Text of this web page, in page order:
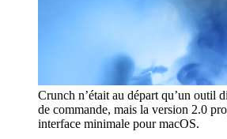
Crunch n’était au départ qu’un outil
de commande, mais la version 2.0
interface minimale pour macOS.